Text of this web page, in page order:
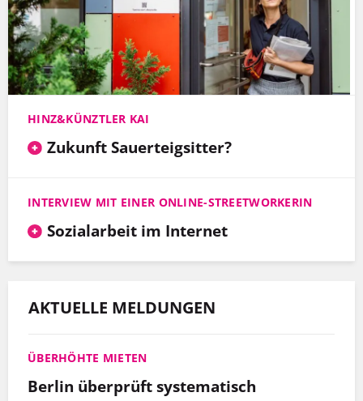
HINZ&KÜNZTLER KAI
Zukunft Sauerteigsitter?
INTERVIEW MIT EINER ONLINE-STREETWORKERIN
Sozialarbeit im Internet
AKTUELLE MELDUNGEN
ÜBERHÖHTE MIETEN
Berlin überprüft systematisch